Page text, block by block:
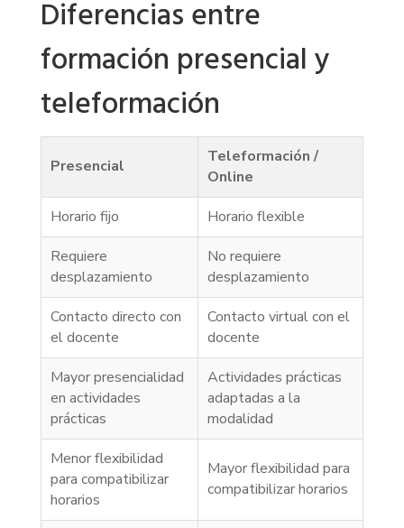
Diferencias entre
formación presencial y
teleformación
Presencial
Teleformación /
Online
Horario fijo
Horario flexible
Requiere
desplazamiento
No requiere
desplazamiento
Contacto directo con
el docente
Contacto virtual con el
docente
Mayor presencialidad
en actividades
prácticas
Actividades prácticas
adaptadas a la
modalidad
Menor flexibilidad
para compatibilizar
horarios
Mayor flexibilidad para
compatibilizar horarios